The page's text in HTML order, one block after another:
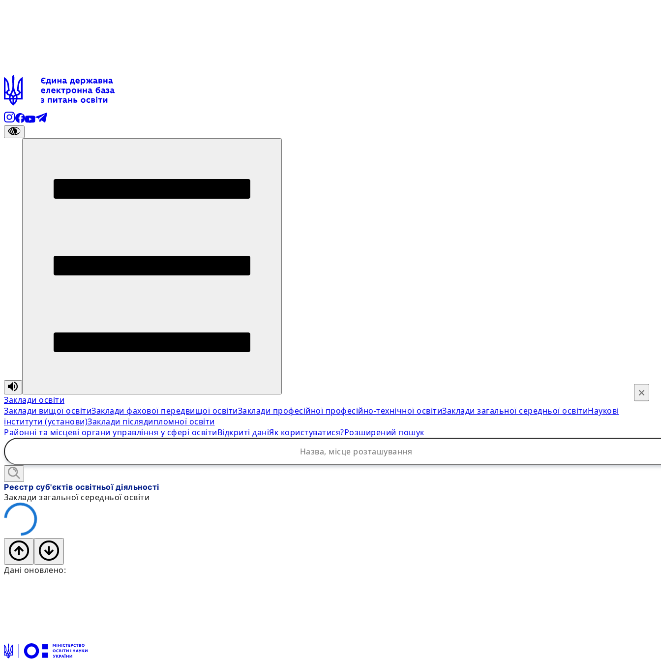
Заклади освіти
Заклади вищої освітиЗаклади фахової передвищої освітиЗаклади професійної професійно-технічної освітиЗаклади загальної середньої освітиНаукові
інститути (установи)Заклади післядипломної освіти
Районні та місцеві органи управління у сфері освітиВідкриті даніЯк користуватися?Розширений пошук
×
Реєстр суб'єктів освітньої діяльності
Заклади загальної середньої освіти
Дані оновлено: